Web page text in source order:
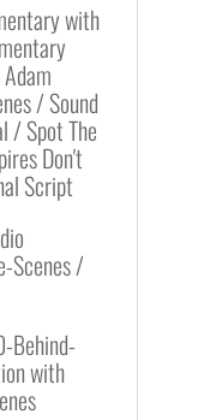
with
/ Sound
/ Spot The
Don't
Script
Scenes /
Behind-
with